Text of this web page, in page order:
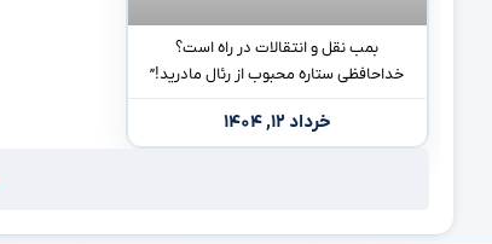
بمب نقل و انتقالات در راه است؟
خداحافظی ستاره محبوب از رئال مادرید!”
خرداد ۱۲, ۱۴۰۴